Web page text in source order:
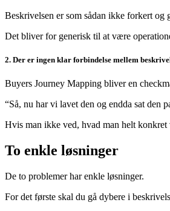
Beskrivelsen er som sådan ikke forkert og
Det bliver for generisk til at være
2. Der er ingen klar forbindelse mellem
Buyers Journey Mapping bliver en
“Så, nu har vi lavet den og endda sat den
Hvis man ikke ved, hvad man helt konkret
To enkle løsninger
De to problemer har enkle løsninger.
For det første skal du gå dybere i